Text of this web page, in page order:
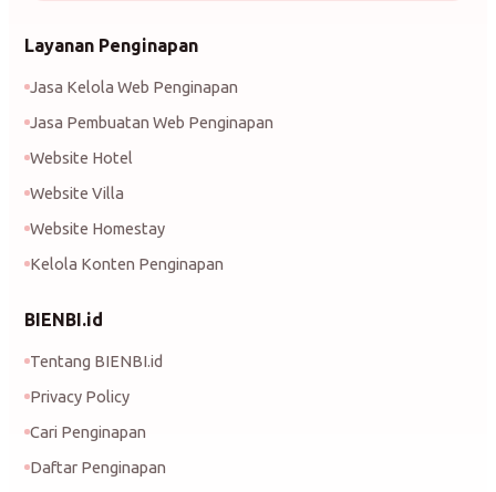
Layanan Penginapan
Jasa Kelola Web Penginapan
Jasa Pembuatan Web Penginapan
Website Hotel
Website Villa
Website Homestay
Kelola Konten Penginapan
BIENBI.id
Tentang BIENBI.id
Privacy Policy
Cari Penginapan
Daftar Penginapan